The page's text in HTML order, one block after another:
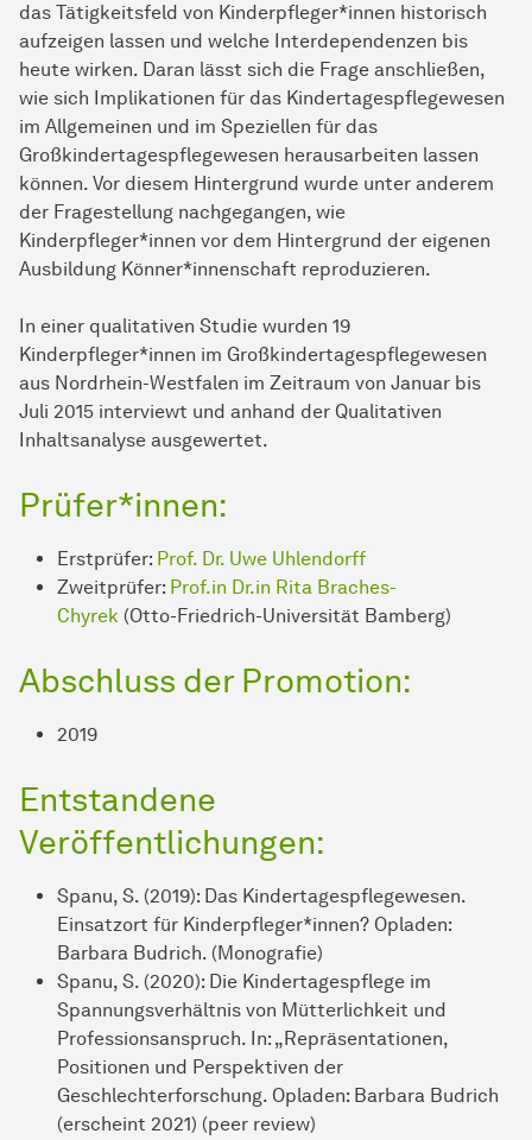
das Tätigkeitsfeld von Kinderpfleger*innen historisch
aufzeigen lassen und welche Interdependenzen bis
heute wirken. Daran lässt sich die Frage anschließen,
wie sich Implikationen für das Kindertagespflegewesen
im Allgemeinen und im Speziellen für das
Großkindertagespflegewesen herausarbeiten lassen
können. Vor diesem Hintergrund wurde unter anderem
der Fragestellung nachgegangen, wie
Kinderpfleger*innen vor dem Hintergrund der eigenen
Ausbildung Könner*innenschaft reproduzieren.
In einer qualitativen Studie wurden 19
Kinderpfleger*innen im Großkindertagespflegewesen
aus Nordrhein-Westfalen im Zeitraum von Januar bis
Juli 2015 interviewt und anhand der Qualitativen
Inhaltsanalyse ausgewertet.
Prüfer*innen:
Erstprüfer: Prof. Dr. Uwe Uhlendorff
Zweitprüfer: Prof.in Dr.in Rita Braches-
Chyrek (Otto-Friedrich-Universität Bamberg)
Abschluss der Promotion:
2019
Entstandene
Veröffentlichungen:
Spanu, S. (2019): Das Kindertagespflegewesen.
Einsatzort für Kinderpfleger*innen? Opladen:
Barbara Budrich. (Monografie)
Spanu, S. (2020): Die Kindertagespflege im
Spannungsverhältnis von Mütterlichkeit und
Professionsanspruch. In: „Repräsentationen,
Positionen und Perspektiven der
Geschlechterforschung. Opladen: Barbara Budrich
(erscheint 2021) (peer review)